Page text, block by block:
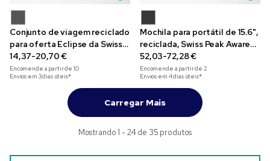
Conjunto de viagem reciclado
para oferta Eclipse da Swiss
Peak
14,37-20,70 €
Encomende a partir de 10
Envios em 3 dias úteis*
Mochila para portátil de 15.6",
reciclada, Swiss Peak Aware™
Voyager
52,03-72,28 €
Encomende a partir de 2
Envios em 4 dias úteis*
Carregar Mais
Mostrando 1 - 24 de 35 produtos